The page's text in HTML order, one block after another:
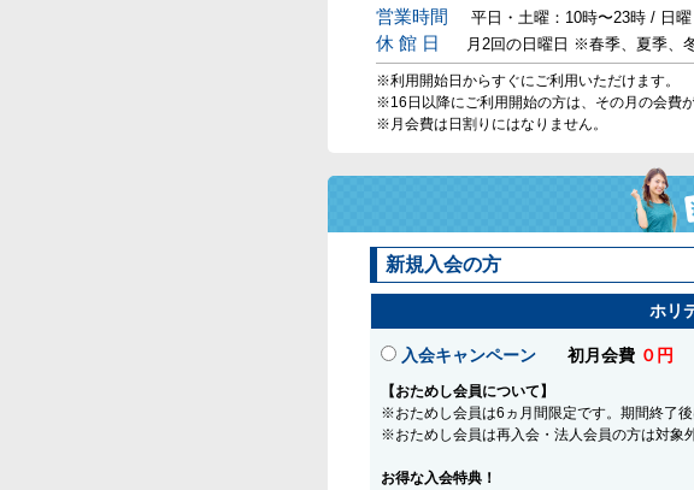
営業時間 平日・土曜：10時〜23時 / 日
休 館 日 月2回の日曜日 ※春季、夏季、
※利用開始日からすぐにご利用いただけます。
※16日以降にご利用開始の方は、その月の会費が
※月会費は日割りにはなりません。
新規入会の方
ホリ
入会キャンペーン 初月会費 ０円
【おためし会員について】
※おためし会員は6ヵ月間限定です。期間終了
※おためし会員は再入会・法人会員の方は対象
お得な入会特典！